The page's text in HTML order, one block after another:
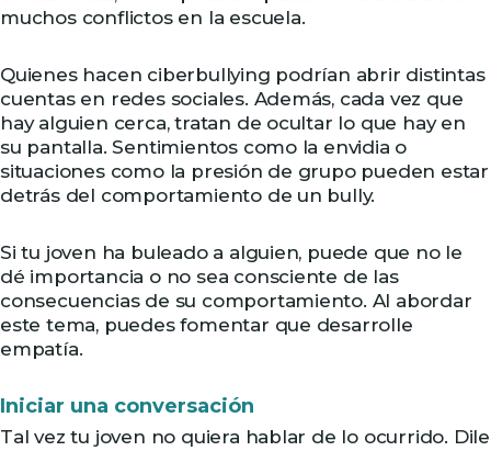
muchos conflictos en la escuela.
Quienes hacen ciberbullying podrían abrir distintas
cuentas en redes sociales. Además, cada vez que
hay alguien cerca, tratan de ocultar lo que hay en
su pantalla. Sentimientos como la envidia o
situaciones como la presión de grupo pueden estar
detrás del comportamiento de un bully.
Si tu joven ha buleado a alguien, puede que no le
dé importancia o no sea consciente de las
consecuencias de su comportamiento. Al abordar
este tema, puedes fomentar que desarrolle
empatía.
Iniciar una conversación
Tal vez tu joven no quiera hablar de lo ocurrido. Dile